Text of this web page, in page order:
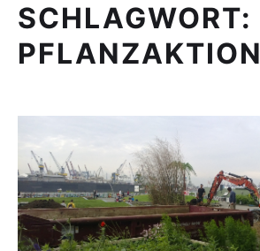
SCHLAGWORT:
PFLANZAKTION